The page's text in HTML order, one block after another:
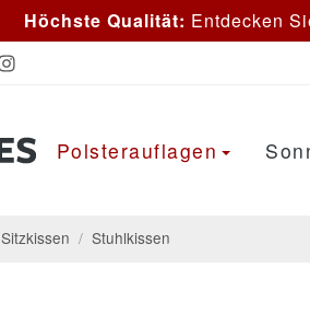
Höchste Qualität: Entdecken
Polsterauflagen
Sitzkissen / Stuhlkissen